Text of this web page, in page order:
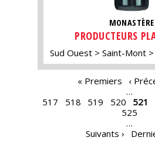
MONASTÈRE
PRODUCTEURS
Sud Ouest Saint-Mont
« Premiers
‹
…
517
518 519 520 521
525
…
Suivants ›